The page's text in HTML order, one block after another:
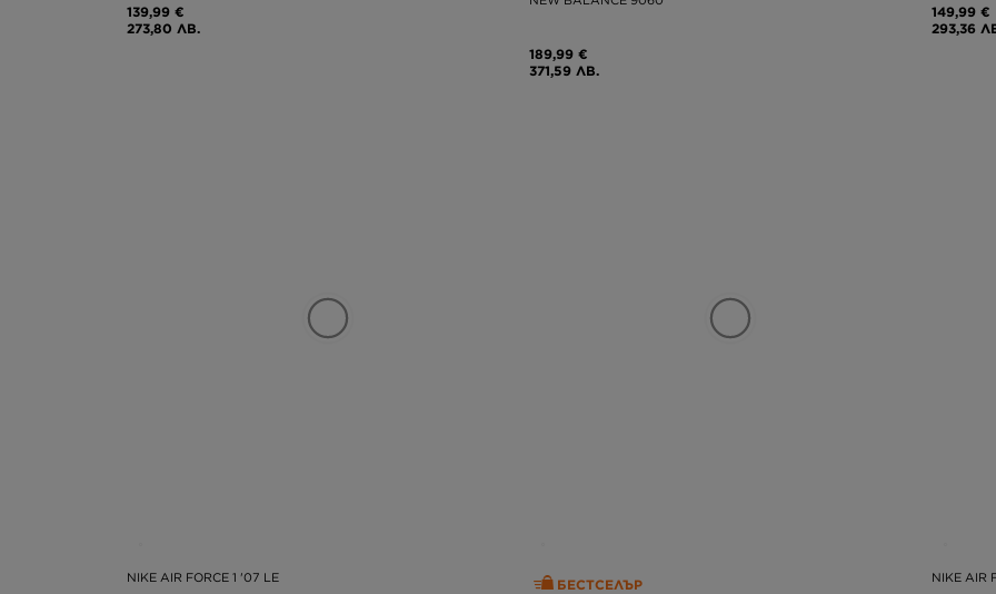
139,99 €
273,80 ЛВ.
189,99 €
371,59 ЛВ.
149,99 €
293,36
NIKE AIR FORCE 1 '07 LE БЕСТСЕЛЪР NIKE AIR